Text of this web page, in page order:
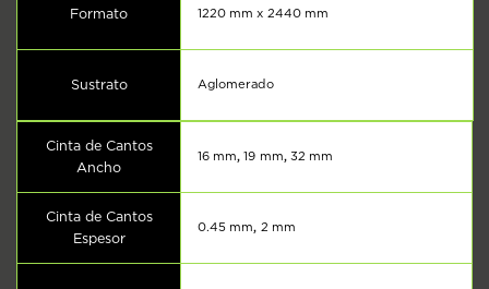
Formato 1220 mm x 2440 mm
Sustrato Aglomerado
Cinta de Cantos
Ancho
16 mm,19 mm, 32 mm
Cinta de Cantos
Espesor
0.45 mm, 2 mm